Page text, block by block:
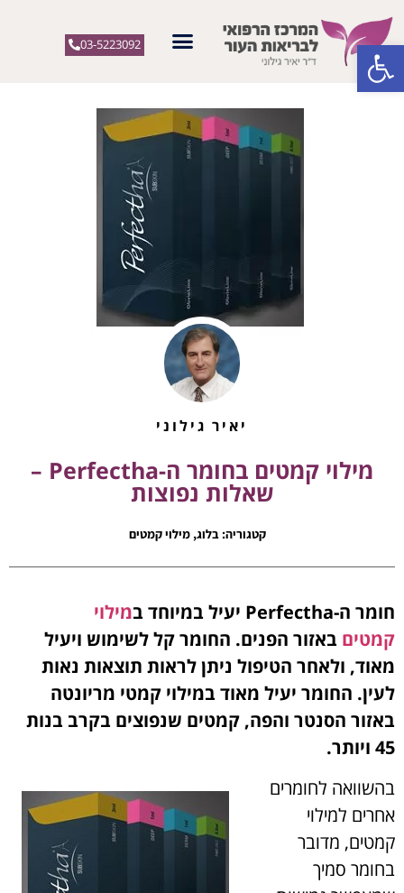
פתח סרגל נגישות 03-5223092
יאיר גילוני
מילוי קמטים בחומר ה-Perfectha –
שאלות נפוצות
קטגוריה: בלוג, מילוי קמטים
חומר ה-Perfectha יעיל במיוחד ב
מילוי
קמטים באזור הפנים. החומר קל לשימוש ויעיל
מאוד, ולאחר הטיפול ניתן לראות תוצאות נאות
לעין. החומר יעיל מאוד במילוי קמטי מריונטה
באזור הסנטר והפה, קמטים שנפוצים בקרב בנות
45 ויותר.
בהשוואה לחומרים
אחרים למילוי
קמטים, מדובר
בחומר סמיך